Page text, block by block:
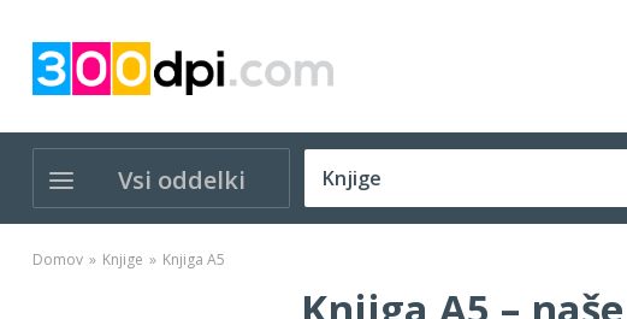
Vsi oddelki
Domov Knjige Knjiga A5
Knjiga A5 –